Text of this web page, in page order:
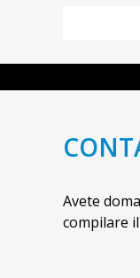
Avete
compilare
presto. Per